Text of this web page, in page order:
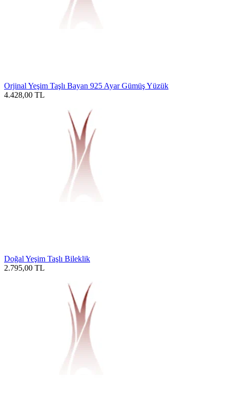
Orjinal Yeşim Taşlı Bayan 925 Ayar Gümüş Yüzük
4.428,00 TL
Doğal Yeşim Taşlı Bileklik
2.795,00 TL